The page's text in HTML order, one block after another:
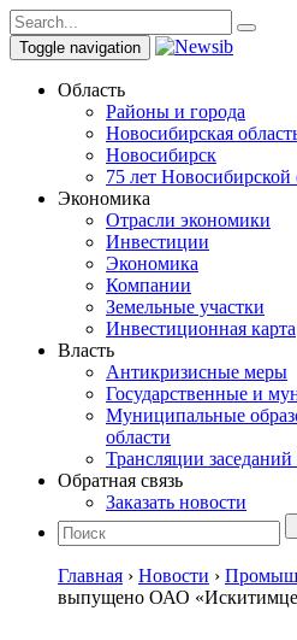
Toggle navigation
Область
Районы и города
Новосибирская
Новосибирск
75 лет Новосибирской
Экономика
Отрасли экономики
Инвестиции
Экономика
Компании
Земельные участки
Инвестиционная карта
Власть
Антикризисные меры
Государственные и
Муниципальные
области
Трансляции заседаний
Обратная связь
Заказать новости
Главная › Новости ›
выпущено ОАО